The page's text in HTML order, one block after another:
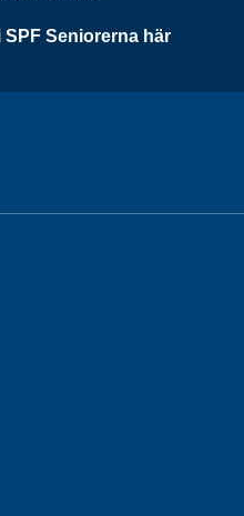
SPF Seniorerna här